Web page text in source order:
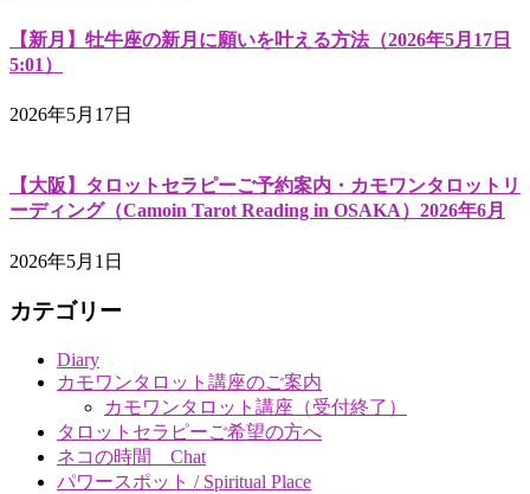
【新月】牡牛座の新月に願いを叶える方法（2026年5月17日
5:01）
2026年5月17日
【大阪】タロットセラピーご予約案内・カモワンタロットリ
ーディング（Camoin Tarot Reading in OSAKA）2026年6月
2026年5月1日
カテゴリー
Diary
カモワンタロット講座のご案内
カモワンタロット講座（受付終了）
タロットセラピーご希望の方へ
ネコの時間 Chat
パワースポット / Spiritual Place